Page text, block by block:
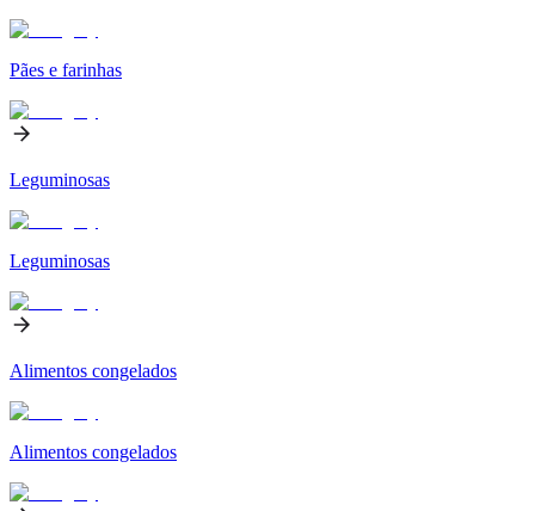
Pães e farinhas
Leguminosas
Leguminosas
Alimentos congelados
Alimentos congelados